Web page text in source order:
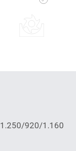
1.250/920/1.160